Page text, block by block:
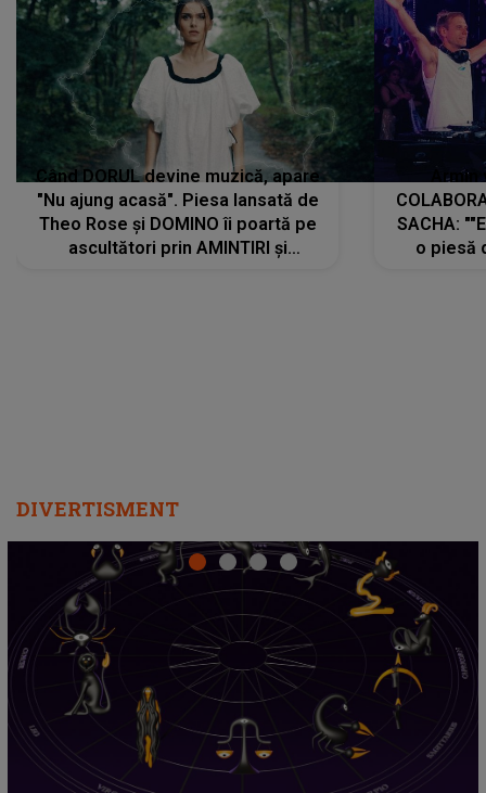
Când DORUL devine muzică, apare
"Nu ajung acasă". Piesa lansată de
Theo Rose și DOMINO îi poartă pe
ascultători prin AMINTIRI și
SACHA:
o piesă
DIVERTISMENT